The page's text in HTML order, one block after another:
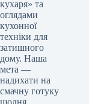
кухаря» та
оглядами
кухонної
техніки для
затишного
дому. Наша
мета —
надихати на
смачну готуку
щодня.